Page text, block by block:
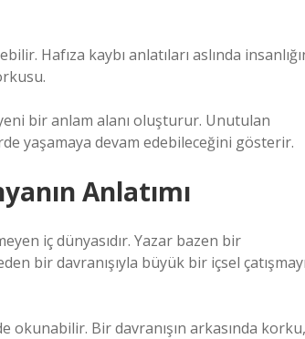
Hafıza kaybı anlatıları aslında
bir anlam alanı oluşturur. Unutulan
yaşamaya devam edebileceğini gösterir.
Anlatımı
iç dünyasıdır. Yazar bazen bir
bir davranışıyla büyük bir içsel
okunabilir. Bir davranışın arkasında korku,